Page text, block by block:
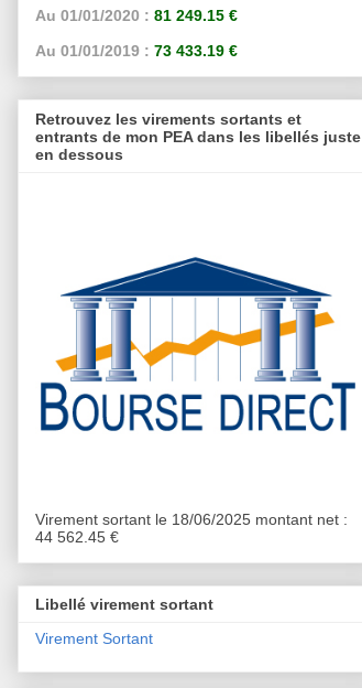
Au 01/01/2020 : 81 249.15 €
Au 01/01/2019 : 73 433.19 €
Retrouvez les virements sortants et
entrants de mon PEA dans les libellés juste
en dessous
Virement sortant le 18/06/2025 montant net :
44 562.45 €
Libellé virement sortant
Virement Sortant